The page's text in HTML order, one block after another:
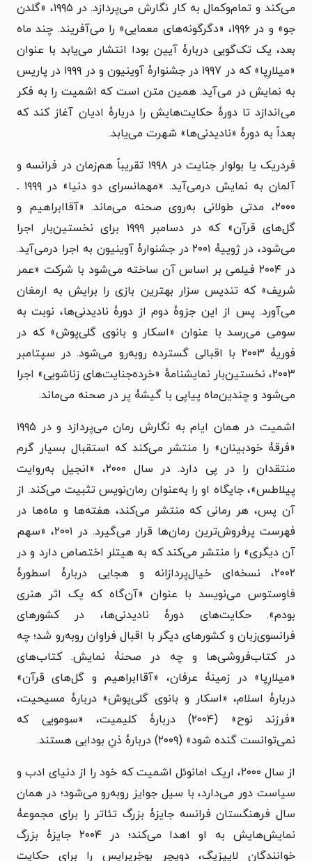
می‌کند و تمام‌وکمال به کار نگارش می‌پردازد. در ۱۹۹۵، «گلدن
جو» و در ۱۹۹۶، «دگرگونه‌های معمایی» را می‌آفریند. چند ماه
بعد، یک تک‌گویی دربارۀ آیین بودا انتشار می‌یابد با عنوان
«میلارِپا» که در ۱۹۹۷ در جشنوارۀ آوینیون و در ۱۹۹۹ در پاریس
به نمایش در می‌آید. همین متن است که اشمیت را به فکر
می‌اندازد تا دورۀ حکایت‌هایش را دربارۀ ادیان آغاز کند که
بعداً به دورۀ «نادیدنی‌ها» شهرت می‌یابد.
فردریک یا بولوار جنایت در ۱۹۹۸ تقریباً هم‌زمان در فرانسه و
آلمان به نمایش درمی‌آید. «مهمانسرای دو دنیا» در ۱۹۹۹ ـ
۲۰۰۰، مدتی طولانی به‌روی صحنه می‌ماند. «آقاابراهیم و
گل‌های قرآن» که در دسامبر ۱۹۹۹ برای نخستین‌بار اجرا
می‌شود، در ژوییۀ ۲۰۰۱ در جشنوارۀ آوینیون به اجرا درمی‌آید.
در ۲۰۰۴ فیلمی بر اساس آن ساخته می‌شود با شرکت «عمر
شریف» که تندیس سزار بهترین بازی را برایش به ارمغان
می‌آورد. پس از این جزوۀ دوم از دورۀ نادیدنی‌ها، نوبت به
سومی می‌رسد با عنوان «اسکار و بانوی گلی‌پوش» که در
فوریۀ ۲۰۰۳ با اقبالی گسترده روبه‌رو می‌شود. در سپتامبر
۲۰۰۳، نخستین‌بار نمایشنامهٔ «خرده‌جنایت‌های زناشویی» اجرا
می‌شود و چندین‌ماه پیاپی با گیشۀ پر در صحنه می‌ماند.
اشمیت در همان ایام به نگارش رمان می‌پردازد و در ۱۹۹۵
«فرقۀ خودبینان» را منتشر می‌کند که استقبال بسیار گرم
منتقدان را در پی دارد. در سال ۲۰۰۰، «انجیل به‌روایت
پیلاطس»، جایگاه او را به‌عنوان رمان‌نویس تثبیت می‌کند. از
آن پس، هر رمانی که منتشر می‌کند، هفته‌ها و ماه‌ها در
فهرست پرفروش‌ترین رمان‌ها قرار می‌گیرد. در ۲۰۰۱، «سهم
آن دیگری» را منتشر می‌کند که به هیتلر اختصاص دارد و در
۲۰۰۲، نسخه‌ای خیال‌پردازانه و هجایی دربارۀ اسطورۀ
فاوستوس می‌نویسد با عنوان «آن‌گاه که یک اثر هنری
بودم». حکایت‌های دورۀ نادیدنی‌ها، در کشورهای
فرانسوی‌زبان و کشورهای دیگر با اقبال فراوان روبه‌رو شد؛ چه
در کتاب‌فروشی‌ها و چه در صحنۀ نمایش. کتاب‌های
«میلارِپا» در زمینۀ عرفان، «آقاابراهیم و گل‌های قرآن»
دربارۀ اسلام، «اسکار و بانوی گلی‌پوش» دربارۀ مسیحیت،
«فرزند نوح» (۲۰۰۴) دربارۀ کلیمیت، «سومویی که
نمی‌توانست گنده شود» (۲۰۰۹) دربارۀ ذنِ بودایی هستند.
از سال ۲۰۰۰، اریک امانوئل اشمیت که خود را از دنیای ادب و
سیاست دور می‌دارد، با سیل جوایز روبه‌رو می‌شود؛ در همان
سال فرهنگستان فرانسه جایزۀ بزرگ تئاتر را برای مجموعۀ
نمایش‌هایش به او اهدا می‌کند؛ در ۲۰۰۴ جایزۀ بزرگ
خوانندگان لایپزیگ،‌ دویچِر بوخِرپرایس را برای حکایت